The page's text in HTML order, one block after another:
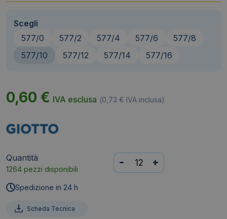
Scegli
577/0
577/2 577/4 577/6
577/8
577/10
577/12 577/14 577/16
0,60 € IVA esclusa (0,73 € IVA inclusa)
Quantità
1264 pezzi disponibili
Pennello
GIOTTO
- +
Spedizione in 24 h
Scheda Tecnica